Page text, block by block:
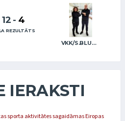
VKK/S.BLUMBERGA-BĒRZIŅA A.BREMANIS
12 - 4
REZULTĀTS
IERAKSTI
sporta aktivitātes sagaidāmas Eiropas